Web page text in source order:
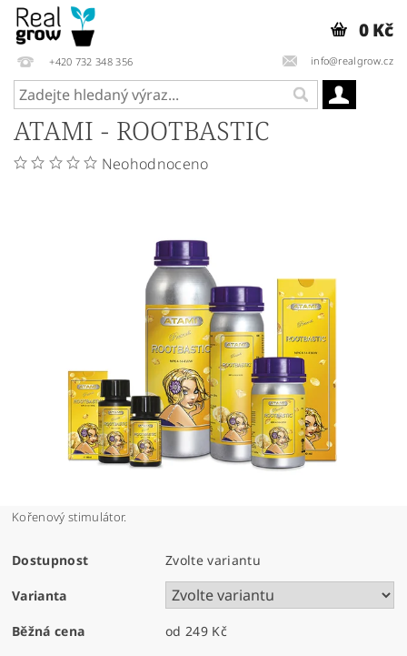
+420 732 348 356 info@realgrow.cz
0 Kč
ATAMI - ROOTBASTIC
Neohodnoceno
Kořenový stimulátor.
Dostupnost Zvolte variantu
Varianta
Běžná cena od 249 Kč